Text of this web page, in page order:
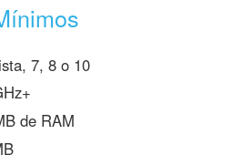
7, 8 o 10
de RAM